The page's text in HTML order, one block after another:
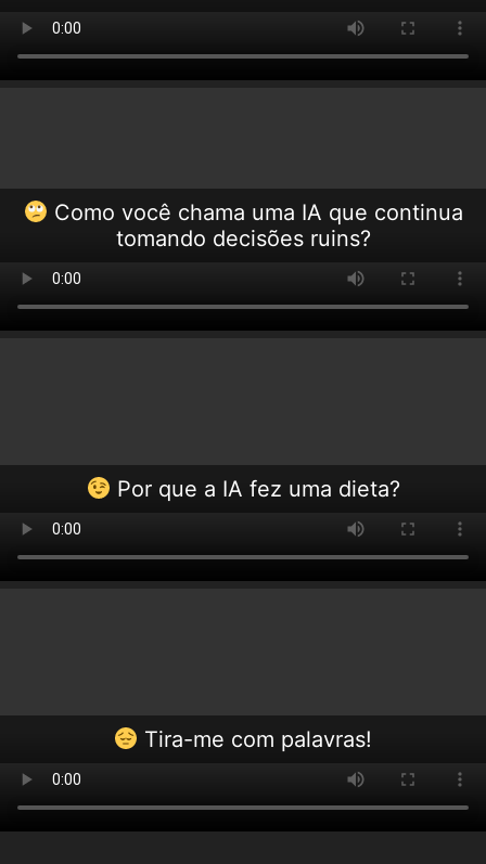
Como você chama uma IA que continua
tomando decisões ruins?
Por que a IA fez uma dieta?
Tira-me com palavras!